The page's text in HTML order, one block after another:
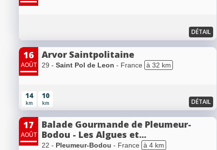
DÉTAIL
16
AOÛT
Arvor Saintpolitaine
29 - Saint Pol de Leon - France à 32 km
14
km
10
km DÉTAIL
17
AOÛT
Balade Gourmande de Pleumeur-
Bodou - Les Algues et...
22 - Pleumeur-Bodou - France à 4 km